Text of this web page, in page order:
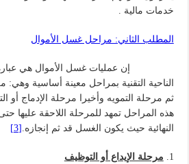
خدمات مالية .
المطلب الثاني: مراحل غسل الأموال
إن عمليات غسل الأموال هي
الناحية التقنية بمراحل معينة أساسية وهي:
ثم مرحلة التمويه وأخيرا مرحلة الإدماج
هذه المراحل تمهد للمرحلة اللاحقة عليها
النهائية حيث يكون الغسل قد ثم إنجازه. [3]
مرحلة الإيداع أو التوظيف